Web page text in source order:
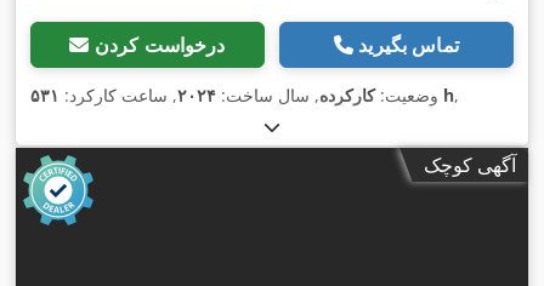
درخواست کردن تماس بگیرید
وضعیت:کارکرده, سال ساخت: ۲۰۲۴, ساعت کارکرد: ۵۳۱ h,
آگهی کوچک